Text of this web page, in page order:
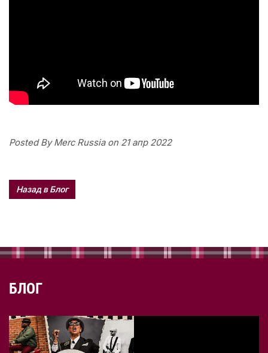
Posted By Merc Russia on 21 апр 2022
Назад в Блог
БЛОГ